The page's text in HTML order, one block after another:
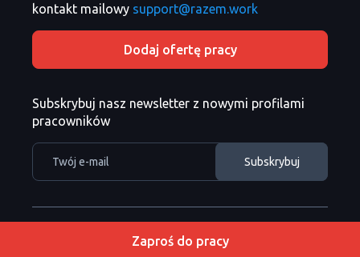
Zaproś do pracy
kontakt mailowy support@razem.work
Dodaj ofertę pracy
Subskrybuj nasz newsletter z nowymi profilami
pracowników
Razem Sp. z o. o. Copyright